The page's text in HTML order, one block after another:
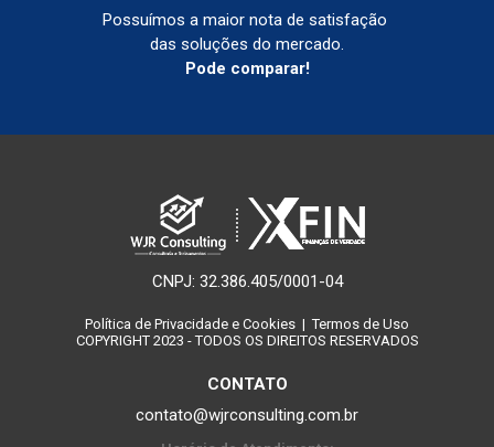
Possuímos a maior nota de satisfação
das soluções do mercado.
Pode comparar!
CNPJ: 32.386.405/0001-04
Política de Privacidade e Cookies
  |
Termos de Uso
COPYRIGHT 2023 - TODOS OS DIREITOS RESERVADOS
CONTATO
contato@wjrconsulting.com.br